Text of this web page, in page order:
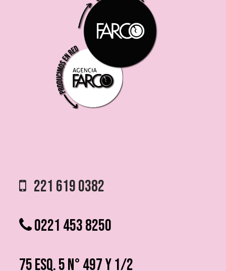
221 619 0382
0221 453 8250
75 ESQ. 5 N° 497 y 1/2